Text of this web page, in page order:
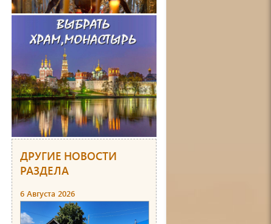
ДРУГИЕ НОВОСТИ
РАЗДЕЛА
6 Августа 2026